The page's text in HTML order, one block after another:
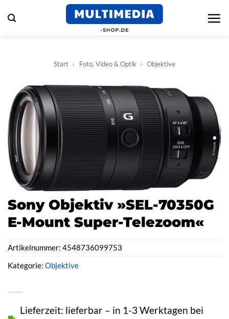
Inhalt
Start » Foto, Video & Optik » Objektive
Sony Objektiv »SEL-70350G
E-Mount Super-Telezoom«
Lieferzeit: lieferbar – in 1-3 Werktagen bei
Artikelnummer: 4548736099753
Kategorie: Objektive